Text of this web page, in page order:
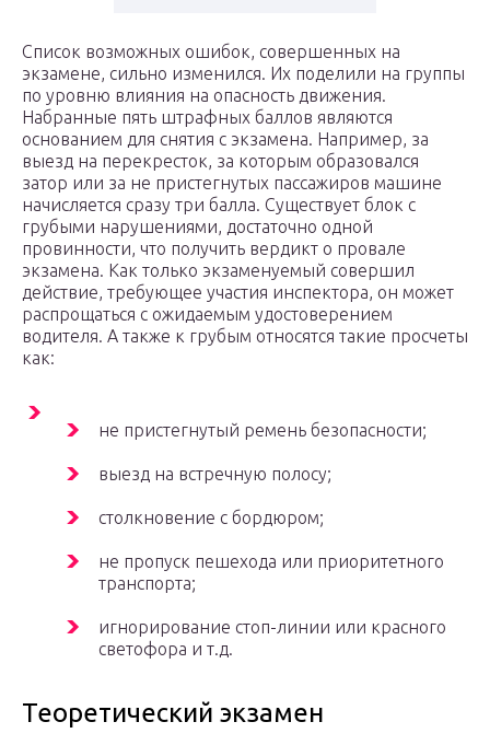
Список возможных ошибок, совершенных на
экзамене, сильно изменился. Их поделили на группы
по уровню влияния на опасность движения.
Набранные пять штрафных баллов являются
основанием для снятия с экзамена. Например, за
выезд на перекресток, за которым образовался
затор или за не пристегнутых пассажиров машине
начисляется сразу три балла. Существует блок с
грубыми нарушениями, достаточно одной
провинности, что получить вердикт о провале
экзамена. Как только экзаменуемый совершил
действие, требующее участия инспектора, он может
распрощаться с ожидаемым удостоверением
водителя. А также к грубым относятся такие просчеты
как:
не пристегнутый ремень безопасности;
выезд на встречную полосу;
столкновение с бордюром;
не пропуск пешехода или приоритетного
транспорта;
игнорирование стоп-линии или красного
светофора и т.д.
Теоретический экзамен